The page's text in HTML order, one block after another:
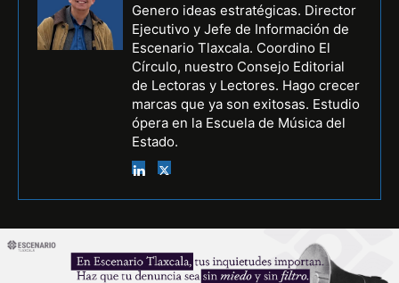
Genero ideas estratégicas. Director
Ejecutivo y Jefe de Información de
Escenario Tlaxcala. Coordino El
Círculo, nuestro Consejo Editorial
de Lectoras y Lectores. Hago crecer
marcas que ya son exitosas. Estudio
ópera en la Escuela de Música del
Estado.